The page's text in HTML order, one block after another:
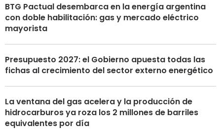
BTG Pactual desembarca en la energía argentina
con doble habilitación: gas y mercado eléctrico
mayorista
Presupuesto 2027: el Gobierno apuesta todas las
fichas al crecimiento del sector externo energético
La ventana del gas acelera y la producción de
hidrocarburos ya roza los 2 millones de barriles
equivalentes por día